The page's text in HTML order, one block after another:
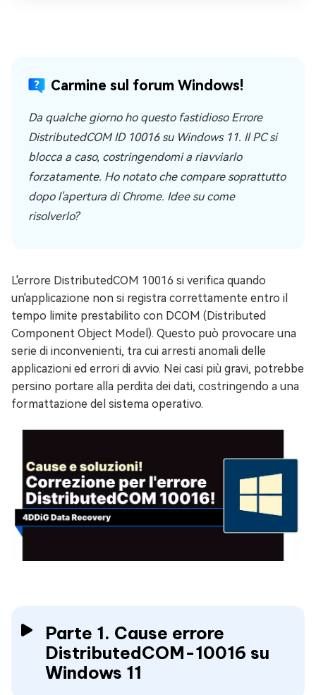
Carmine sul forum Windows!
Da qualche giorno ho questo fastidioso Errore
DistributedCOM ID 10016 su Windows 11. Il PC si
blocca a caso, costringendomi a riavviarlo
forzatamente. Ho notato che compare soprattutto
dopo l'apertura di Chrome. Idee su come
risolverlo?
L'errore DistributedCOM 10016 si verifica quando
un'applicazione non si registra correttamente entro il
tempo limite prestabilito con DCOM (Distributed
Component Object Model). Questo può provocare una
serie di inconvenienti, tra cui arresti anomali delle
applicazioni ed errori di avvio. Nei casi più gravi, potrebbe
persino portare alla perdita dei dati, costringendo a una
formattazione del sistema operativo.
Parte 1. Cause errore
DistributedCOM-10016 su
Windows 11